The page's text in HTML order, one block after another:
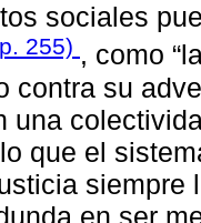
sociales
255) , como
contra su
una
que el
siempre
en ser